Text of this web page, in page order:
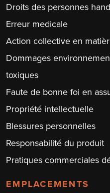
Droits des personnes
Erreur medicale
Action collective en
Dommages
toxiques
Faute de bonne foi en
Propriété intellectuelle
Blessures personnelles
Responsabilité du produit
Pratiques commerciales
EMPLACEMENTS